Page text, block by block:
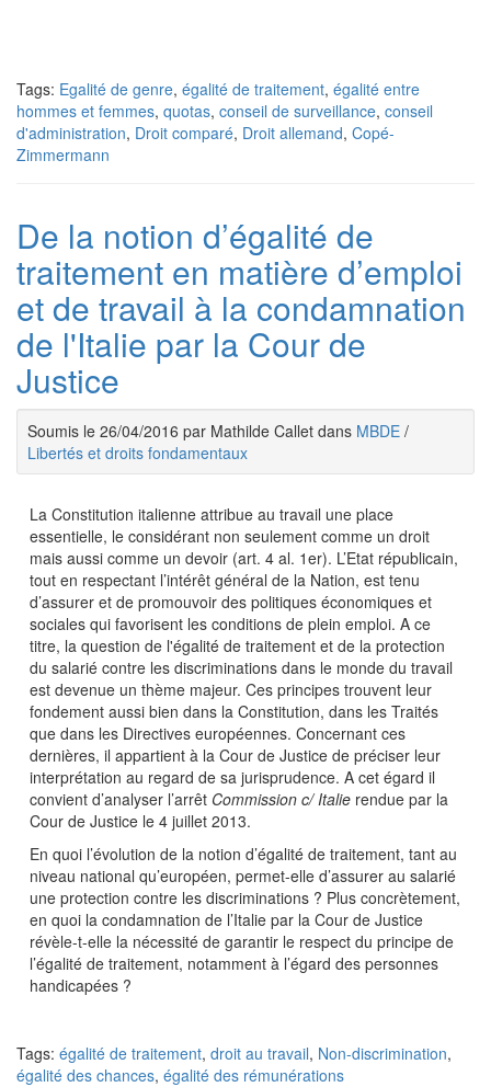
Tags: Egalité de genre, égalité de traitement, égalité entre
hommes et femmes, quotas, conseil de surveillance, conseil
d'administration, Droit comparé, Droit allemand, Copé-
Zimmermann
De la notion d’égalité de
traitement en matière d’emploi
et de travail à la condamnation
de l'Italie par la Cour de
Justice
Soumis le 26/04/2016 par Mathilde Callet dans MBDE /
Libertés et droits fondamentaux
La Constitution italienne attribue au travail une place
essentielle, le considérant non seulement comme un droit
mais aussi comme un devoir (art. 4 al. 1er). L’Etat républicain,
tout en respectant l’intérêt général de la Nation, est tenu
d’assurer et de promouvoir des politiques économiques et
sociales qui favorisent les conditions de plein emploi. A ce
titre, la question de l'égalité de traitement et de la protection
du salarié contre les discriminations dans le monde du travail
est devenue un thème majeur. Ces principes trouvent leur
fondement aussi bien dans la Constitution, dans les Traités
que dans les Directives européennes. Concernant ces
dernières, il appartient à la Cour de Justice de préciser leur
interprétation au regard de sa jurisprudence. A cet égard il
convient d’analyser l’arrêt Commission c/ Italie rendue par la
Cour de Justice le 4 juillet 2013.
En quoi l’évolution de la notion d’égalité de traitement, tant au
niveau national qu’européen, permet-elle d’assurer au salarié
une protection contre les discriminations ? Plus concrètement,
en quoi la condamnation de l’Italie par la Cour de Justice
révèle-t-elle la nécessité de garantir le respect du principe de
l’égalité de traitement, notamment à l’égard des personnes
handicapées ?
Tags: égalité de traitement, droit au travail, Non-discrimination,
égalité des chances, égalité des rémunérations